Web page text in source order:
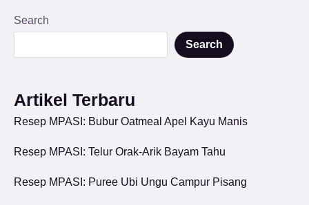
Search
Search
Artikel Terbaru
Resep MPASI: Bubur Oatmeal Apel Kayu Manis
Resep MPASI: Telur Orak-Arik Bayam Tahu
Resep MPASI: Puree Ubi Ungu Campur Pisang